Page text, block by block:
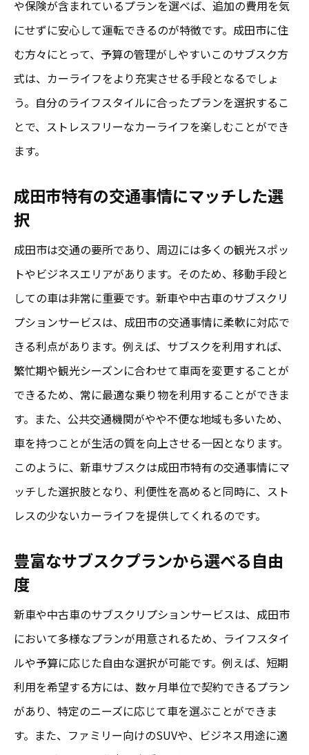
サブスクで手軽に成田市での新車ライフを享受
する方法
簡単なオンライン手続きでスムーズに申込
契約前に確認すべきポイントと注意事項
成田市で新車サブスクを選ぶ際のポイントとは
プラン内容と料金体系を徹底比較
サービス提供会社の信頼性をチェック
契約条件をしっかり確認して安心の選択を
ライフスタイルに合ったプランを選ぶコツ
成田市の交通環境に合わせた最適車種
成田市の新車サブスクで最新モデルを手に入れ
る
最新モデルの魅力とその利点を解説
新技術搭載の車両で未来を先取り
エコフレンドリーなモデルで環境貢献
モデルチェンジ情報をいち早くキャッチ
低コストで良質な車を手に入れる方法
成田市のニーズに応じた選択肢の広さ
や保険が含まれているプランを選べば、追加の費用を気
にせずに安心して運転できるのが特徴です。成田市に住
む方々にとって、予算の管理がしやすいこのサブスク方
式は、カーライフをより充実させる手段となるでしょ
う。自分のライフスタイルに合ったプランを選択するこ
とで、ストレスフリーなカーライフを楽しむことができ
ます。
成田市特有の交通事情にマッチした選
択
成田市は交通の要所であり、周辺には多くの観光スポッ
トやビジネスエリアがあります。そのため、移動手段と
しての車は非常に重要です。新車や中古車のサブスクリ
プションサービスは、成田市の交通事情に柔軟に対応で
きる利点があります。例えば、サブスクを利用すれば、
繁忙期や観光シーズンに合わせて車両を変更することが
できるため、常に最適な乗り物を利用することができま
す。また、公共交通機関がやや不便な地域も多いため、
車を持つことが生活の質を向上させる一因となります。
このように、新車サブスクは成田市特有の交通事情にマ
ッチした選択肢となり、利便性を高めると同時に、スト
レスの少ないカーライフを提供してくれるのです。
豊富なサブスクプランから選べる自由
度
新車や中古車のサブスクリプションサービスは、成田市
において多様なプランが用意されるため、ライフスタイ
ルや予算に応じた自由な選択が可能です。例えば、短期
利用を希望する方には、数ヶ月単位で契約できるプラン
があり、特定のニーズに応じて車を選ぶことができま
す。また、ファミリー向けのSUVや、ビジネス用途に適